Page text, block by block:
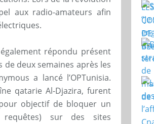
aux radio-amateurs afin
répondu présent
deux semaines après les
a lancé l’OPTunisia.
qatarie Al-Djazira, furent
objectif de bloquer un
sur des sites